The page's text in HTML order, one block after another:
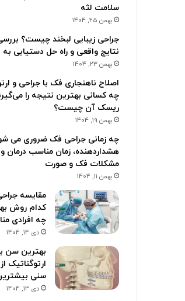
سلامت لثه
بهمن 25, 1404
جراحی زیبایی لبخند چیست؟
نتایج واقعی و راه حل دستیابی به
بهمن 23, 1404
اصلاح ناهنجاری فک با جراحی و
چه کسانی بهترین نتیجه را
ریسک آن چیست؟
بهمن 19, 1404
چه زمانی جراحی فک ضروری می
هشداردهنده، زمان مناسب درمان
مشکلات فک و صورت
بهمن 11, 1404
مقایسه
کدام روش
چه افرادی
دی 14, 1404
بهترین سن
ارتوگناتیک
سنی
دی 13, 1404